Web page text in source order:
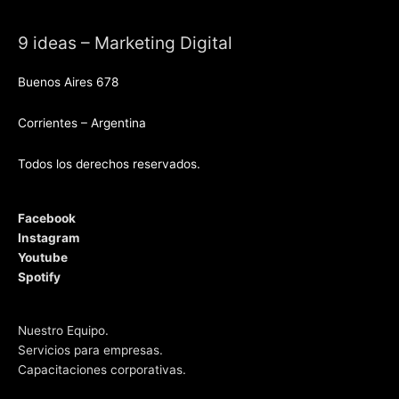
9 ideas – Marketing Digital
Buenos Aires 678
Corrientes – Argentina
Todos los derechos reservados.
Facebook
Instagram
Youtube
Spotify
Nuestro Equipo.
Servicios para empresas.
Capacitaciones corporativas.